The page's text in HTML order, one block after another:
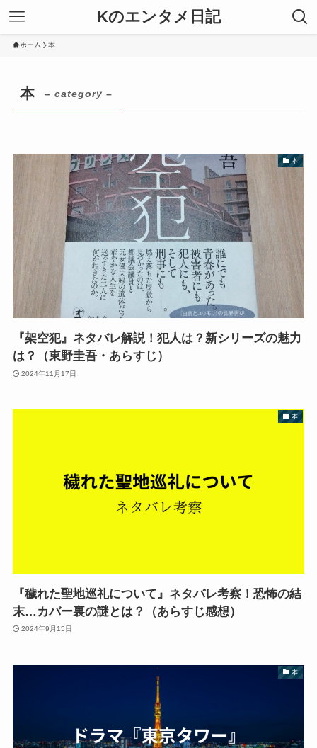
Kのエンタメ日記
ホーム 本
本 – category –
本
『架空犯』ネタバレ解説！犯人は？新シリーズの魅力
は？（東野圭吾・あらすじ）
2024年11月17日
本
『穢れた聖地巡礼について』ネタバレ考察！恐怖の結
末…カバー裏の謎とは？（あらすじ感想）
2024年9月15日
本